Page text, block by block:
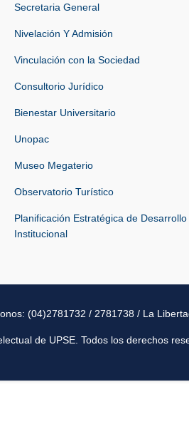
Secretaria General
Nivelación Y Admisión
Vinculación con la Sociedad
Consultorio Jurídico
Bienestar Universitario
Unopac
Museo Megaterio
Observatorio Turístico
Planificación Estratégica de Desarrollo
Institucional
(04)2781732 / 2781738 / La
de UPSE. Todos los derechos